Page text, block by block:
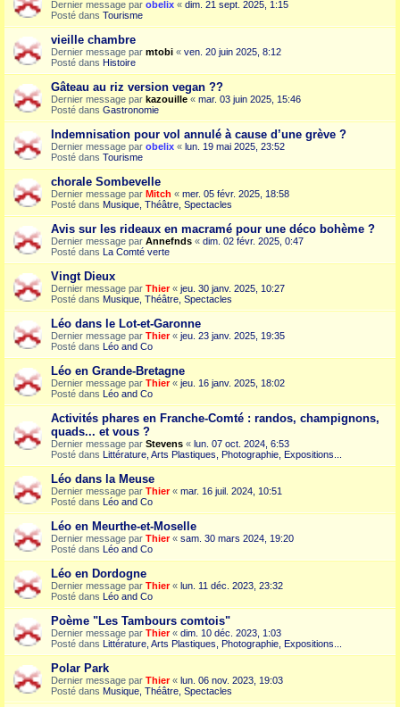
Dernier message par obelix « dim. 21 sept. 2025, 1:15
Posté dans Tourisme
vieille chambre
Dernier message par mtobi « ven. 20 juin 2025, 8:12
Posté dans Histoire
Gâteau au riz version vegan ??
Dernier message par kazouille « mar. 03 juin 2025, 15:46
Posté dans Gastronomie
Indemnisation pour vol annulé à cause d’une grève ?
Dernier message par obelix « lun. 19 mai 2025, 23:52
Posté dans Tourisme
chorale Sombevelle
Dernier message par Mitch « mer. 05 févr. 2025, 18:58
Posté dans Musique, Théâtre, Spectacles
Avis sur les rideaux en macramé pour une déco bohème ?
Dernier message par Annefnds « dim. 02 févr. 2025, 0:47
Posté dans La Comté verte
Vingt Dieux
Dernier message par Thier« jeu. 30 janv. 2025, 10:27
Posté dans Musique, Théâtre, Spectacles
Léo dans le Lot-et-Garonne
Dernier message par Thier« jeu. 23 janv. 2025, 19:35
Posté dans Léo and Co
Léo en Grande-Bretagne
Dernier message par Thier« jeu. 16 janv. 2025, 18:02
Posté dans Léo and Co
Activités phares en Franche-Comté : randos, champignons,
quads... et vous ?
Dernier message par Stevens « lun. 07 oct. 2024, 6:53
Posté dans Littérature, Arts Plastiques, Photographie, Expositions...
Léo dans la Meuse
Dernier message par Thier« mar. 16 juil. 2024, 10:51
Posté dans Léo and Co
Léo en Meurthe-et-Moselle
Dernier message par Thier« sam. 30 mars 2024, 19:20
Posté dans Léo and Co
Léo en Dordogne
Dernier message par Thier« lun. 11 déc. 2023, 23:32
Posté dans Léo and Co
Poème "Les Tambours comtois"
Dernier message par Thier« dim. 10 déc. 2023, 1:03
Posté dans Littérature, Arts Plastiques, Photographie, Expositions...
Polar Park
Dernier message par Thier« lun. 06 nov. 2023, 19:03
Posté dans Musique, Théâtre, Spectacles